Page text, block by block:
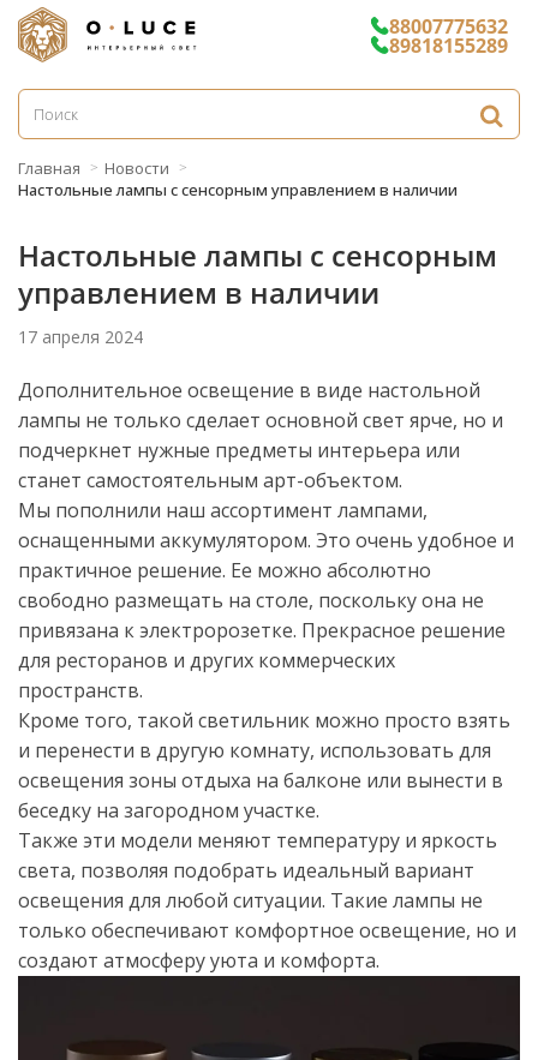
88007775632
89818155289
Главная
Новости
Настольные лампы с сенсорным управлением в наличии
Настольные лампы с сенсорным
управлением в наличии
17 апреля 2024
Дополнительное освещение в виде настольной
лампы не только сделает основной свет ярче, но и
подчеркнет нужные предметы интерьера или
станет самостоятельным арт-объектом.
Мы пополнили наш ассортимент лампами,
оснащенными аккумулятором. Это очень удобное и
практичное решение. Ее можно абсолютно
свободно размещать на столе, поскольку она не
привязана к электророзетке. Прекрасное решение
для ресторанов и других коммерческих
пространств.
Кроме того, такой светильник можно просто взять
и перенести в другую комнату, использовать для
освещения зоны отдыха на балконе или вынести в
беседку на загородном участке.
Также эти модели меняют температуру и яркость
света, позволяя подобрать идеальный вариант
освещения для любой ситуации. Такие лампы не
только обеспечивают комфортное освещение, но и
создают атмосферу уюта и комфорта.